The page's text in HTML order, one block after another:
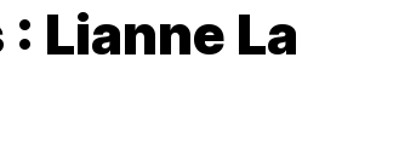
Lianne La